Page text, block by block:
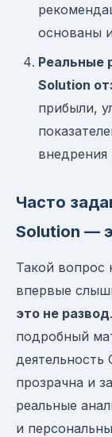
основаны
Реальные
Solution
прибыли,
Часто
Solution —
Такой вопрос
впервые
это не развод
подробный
деятельность
прозрачна и
реальные
и